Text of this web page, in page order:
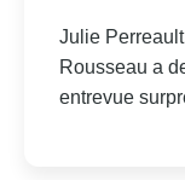
Julie
Rousseau a
entrevue